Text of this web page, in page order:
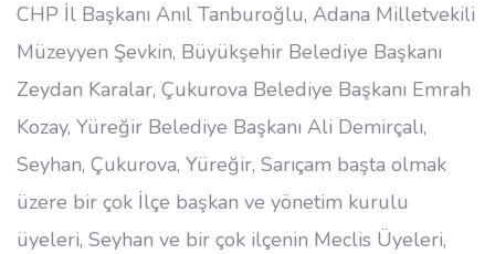
CHP İl Başkanı Anıl Tanburoğlu, Adana Milletvekili
Müzeyyen Şevkin, Büyükşehir Belediye Başkanı
Zeydan Karalar, Çukurova Belediye Başkanı Emrah
Kozay, Yüreğir Belediye Başkanı Ali Demirçalı,
Seyhan, Çukurova, Yüreğir, Sarıçam başta olmak
üzere bir çok İlçe başkan ve yönetim kurulu
üyeleri, Seyhan ve bir çok ilçenin Meclis Üyeleri,